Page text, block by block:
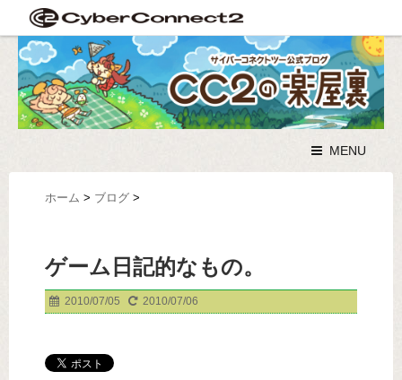
MENU
ホーム > ブログ >
ゲーム日記的なもの。
2010/07/05 2010/07/06